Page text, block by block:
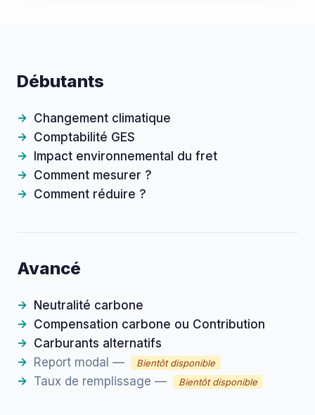
Débutants
Changement climatique
Comptabilité GES
Impact environnemental du fret
Comment mesurer ?
Comment réduire ?
Avancé
Neutralité carbone
Compensation carbone ou Contribution
Carburants alternatifs
Report modal —
Bientôt disponible
Taux de remplissage — Bientôt disponible